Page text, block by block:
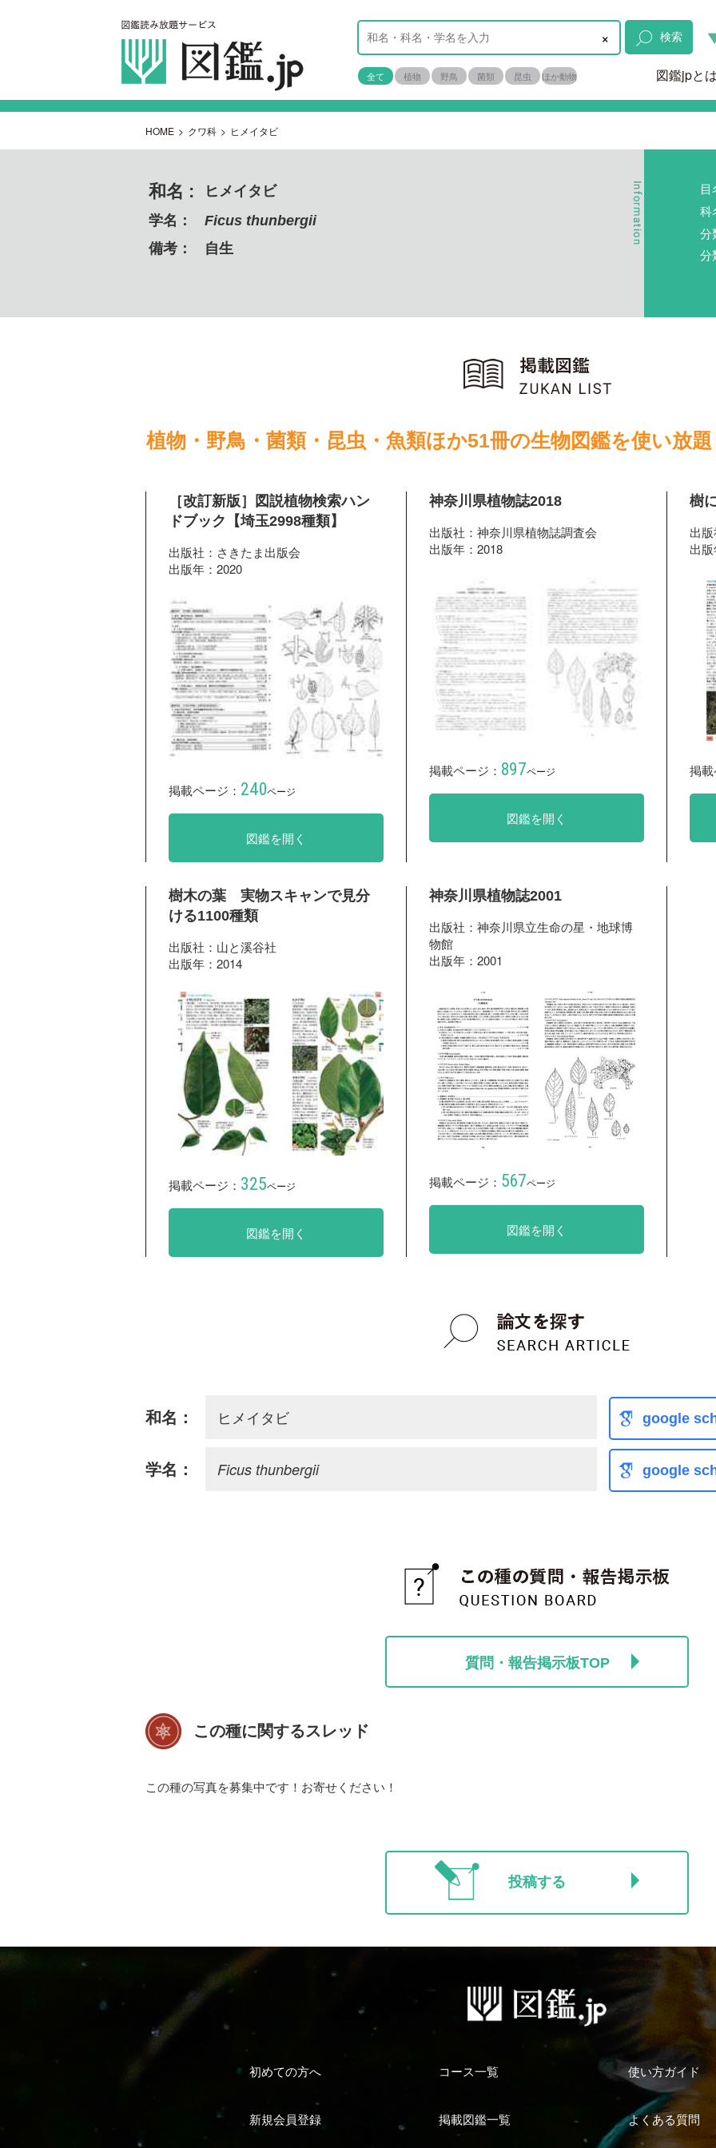
× 検索
全て 植物 野鳥 菌類 昆虫 ほか動物 図鑑jpと
HOME > クワ科 > ヒメイタビ
和名 :
ヒメイタビ
学名：
Ficus thunbergii
備考：
自生
科
分
分
植物・野鳥・菌類・昆虫・魚類ほか51冊の生物図鑑を使い放題
［改訂新版］図説植物検索ハン
ドブック【埼玉2998種類】
出版社：さきたま出版会
出版年：2020
掲載ページ： 240ページ
図鑑を開く
神奈川県植物誌2018
出版社：神奈川県植物誌調査会
出版年：2018
掲載ページ： 897ページ
図鑑を開く
樹
出
出
掲
樹木の葉 実物スキャンで見分
ける1100種類
出版社：山と溪谷社
出版年：2014
掲載ページ： 325ページ
図鑑を開く
神奈川県植物誌2001
出版社：神奈川県立生命の星・地球博
物館
出版年：2001
掲載ページ： 567ページ
図鑑を開く
和名： ヒメイタビ google
学名： Ficus thunbergii google
質問・報告掲示板TOP
この種に関するスレッド
この種の写真を募集中です！お寄せください！
投稿する
初めての方へ コース一覧 使い方ガイド
新規会員登録 掲載図鑑一覧 よくある質問